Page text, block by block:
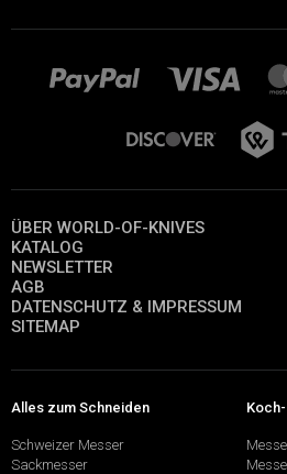
ÜBER WORLD-OF-KNIVES
KATALOG
NEWSLETTER
AGB
DATENSCHUTZ & IMPRESSUM
SITEMAP
Alles zum Schneiden
Schweizer Messer
Sackmesser